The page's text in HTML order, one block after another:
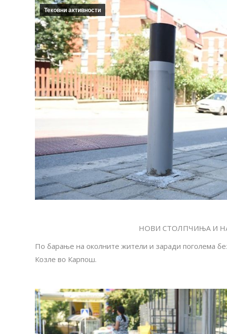
Тековни активности
НОВИ СТОЛПЧИЊА И
По барање на околните жители и заради поголема
Козле во Карпош.